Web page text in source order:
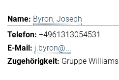
Byron, Joseph
+4961313054531
j.byron@...
Gruppe Williams